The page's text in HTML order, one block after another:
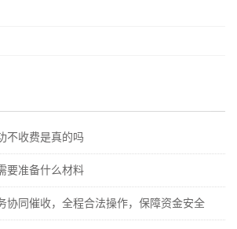
不收费是真的吗
要准备什么材料
协同催收，全程合法操作，保障资金安全